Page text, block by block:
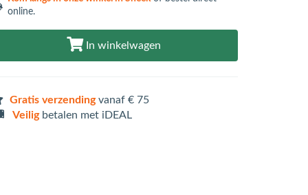
online.
In winkelwagen
Gratis verzendingvanaf € 75
Veiligbetalen met iDEAL